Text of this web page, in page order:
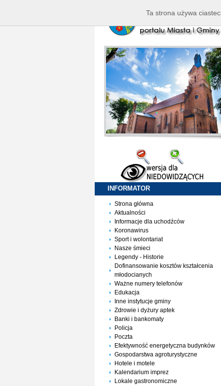
INFORMATOR
Strona główna
Aktualności
Informacje dla uchodźców
Koronawirus
Sport i wolontariat
Nasze śmieci
Legendy - Historie
Dofinansowanie kosztów kształcenia
młodocianych
Ważne numery telefonów
Edukacja
Inne instytucje gminy
Zdrowie i dyżury aptek
Banki i bankomaty
Policja
Poczta
Efektywność energetyczna budynków
Gospodarstwa agroturystyczne
Hotele i motele
Kalendarium imprez
Lokale gastronomiczne
Ta strona używa